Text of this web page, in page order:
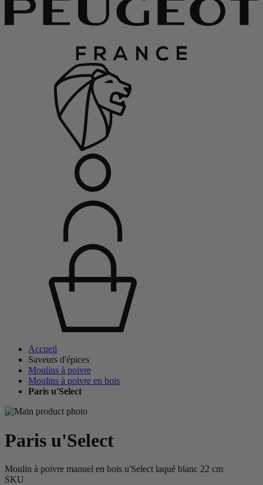
Accueil
Saveurs d'épices
Moulins à poivre
Moulins à poivre en bois
Paris u'Select
Paris u'Select
Moulin à poivre manuel en bois u'Select laqué blanc 22 cm
SKU